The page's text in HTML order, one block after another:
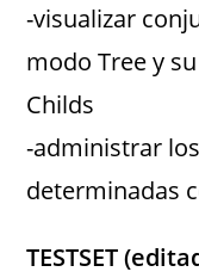
-visualizar
modo Tree y
Childs
-administrar
determinadas
TESTSET